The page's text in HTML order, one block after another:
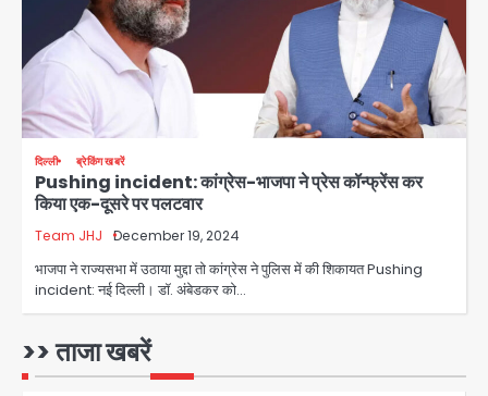
दिल्ली ब्रेकिंग खबरें
Pushing incident: कांग्रेस-भाजपा ने प्रेस कॉन्फ्रेंस कर
किया एक-दूसरे पर पलटवार
Team JHJ December 19, 2024
भाजपा ने राज्यसभा में उठाया मुद्दा तो कांग्रेस ने पुलिस में की शिकायत Pushing
incident: नई दिल्ली। डॉ. अंबेडकर को…
>> ताजा खबरें
गुस्सा, शाकिब अल हसन के मगुरा स्थित घर पर
पेट्रोल बम से हमला
Avinash Kumar
4
Rasra Assembly seat: बसपा के
इकलौते विधायक उमाशंकर सिंह का निधन, दो
साल से कैंसर से जूझ रहे थे
Avinash Kumar
डीएम अस्मिता लाल ने गोद में उठाकर दिया
अपनत्व का सहारा
Team JHJ
1
आॅपरेशन विस्टा 1.0: वीजा शर्तों का उल्लंघन
करने वाले 11 बांग्लादेशी नागरिक सेंट्रल जिला